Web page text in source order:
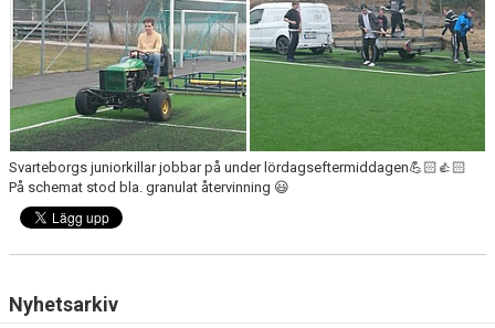
SPONSORHUSET
GRÄSROTEN
Svarteborgs juniorkillar jobbar på under lördagseftermiddagen💪🏻👍🏻
På schemat stod bla. granulat återvinning 😃
Nyhetsarkiv